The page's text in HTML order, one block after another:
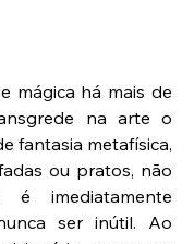
mágica há mais de
na arte o
fantasia metafísica,
ou pratos, não
imediatamente
ser inútil. Ao